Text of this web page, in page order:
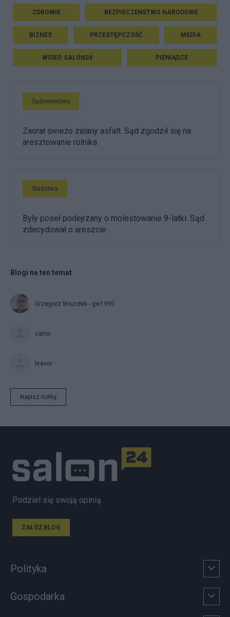
ZDROWIE BEZPIECZEŃSTWO NARODOWE
BIZNES PRZESTĘPCZOŚĆ MEDIA
WIDEO SALON24 PIENIĄDZE
Sądownictwo
Zaorał świeżo zalany asfalt. Sąd zgodził się na
aresztowanie rolnika
Śledztwa
Były poseł podejrzany o molestowanie 9-latki. Sąd
zdecydował o areszcie
Blogi na ten temat
Grzegorz Wszołek - gw1990
catrw
bravor
Napisz notkę
Podziel się swoją opinią
ZAŁÓŻ BLOG
Polityka
Gospodarka